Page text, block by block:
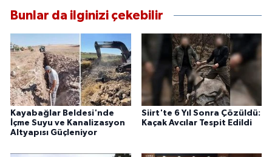
Bunlar da ilginizi çekebilir
Kayabağlar Beldesi'nde
İçme Suyu ve Kanalizasyon
Altyapısı Güçleniyor
Siirt'te 6 Yıl Sonra Çözüldü:
Kaçak Avcılar Tespit Edildi